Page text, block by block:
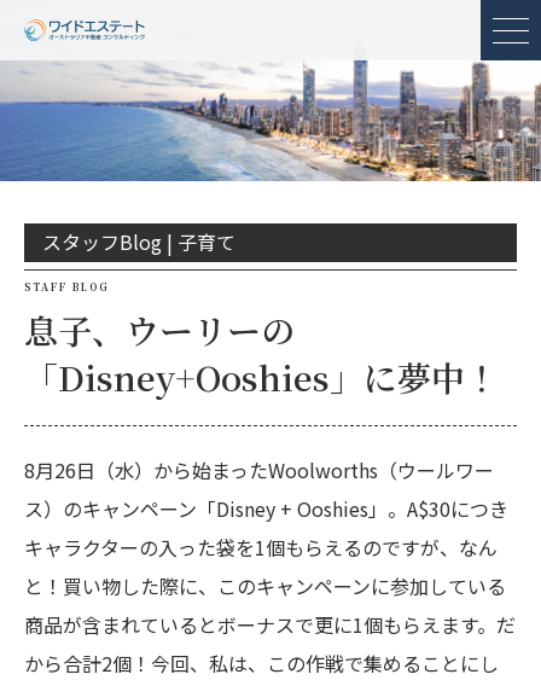
メ
スタッフBlog | 子育て
STAFF BLOG
息子、ウーリーの
「Disney+Ooshies」に夢中！
8月26日（水）から始まったWoolworths（ウールワー
ス）のキャンペーン「Disney + Ooshies」。A$30につき
キャラクターの入った袋を1個もらえるのですが、なん
と！買い物した際に、このキャンペーンに参加している
商品が含まれているとボーナスで更に1個もらえます。だ
から合計2個！今回、私は、この作戦で集めることにし